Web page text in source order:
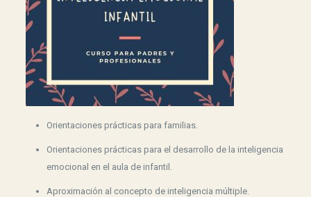
Orientaciones prácticas para familias.
Orientaciones prácticas para el desarrollo de la inteligencia
emocional en el aula de infantil.
Aproximación al concepto de inteligencia múltiple.